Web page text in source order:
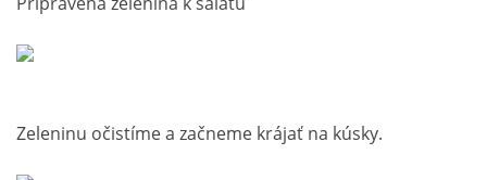
Zeleninu očistíme a začneme krájať na kúsky.